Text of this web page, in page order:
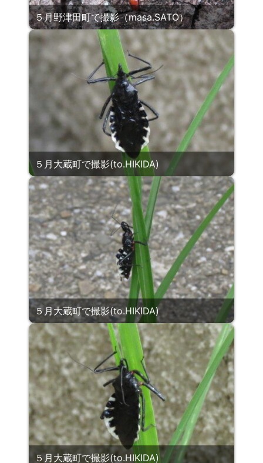
５月野津田町で撮影（masa.SATO）
５月大蔵町で撮影(to.HIKIDA)
５月大蔵町で撮影(to.HIKIDA)
５月大蔵町で撮影(to.HIKIDA)